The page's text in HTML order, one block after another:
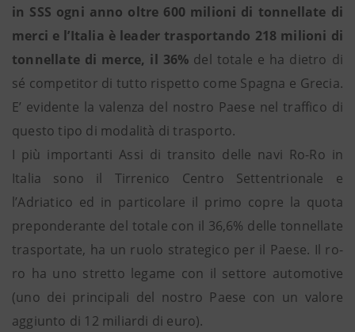
in SSS ogni anno oltre 600 milioni di tonnellate di
merci e l’Italia è leader trasportando 218 milioni di
tonnellate di merce, il 36% del totale e ha dietro di
sé competitor di tutto rispetto come Spagna e Grecia.
E’ evidente la valenza del nostro Paese nel traffico di
questo tipo di modalità di trasporto.
I più importanti Assi di transito delle navi Ro-Ro in
Italia sono il Tirrenico Centro Settentrionale e
l’Adriatico ed in particolare il primo copre la quota
preponderante del totale con il 36,6% delle tonnellate
trasportate, ha un ruolo strategico per il Paese. Il ro-
ro ha uno stretto legame con il settore automotive
(uno dei principali del nostro Paese con un valore
aggiunto di 12 miliardi di euro).